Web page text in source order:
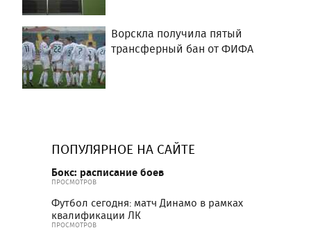
Ворскла получила пятый
трансферный бан от ФИФА
ПОПУЛЯРНОЕ НА САЙТЕ
Бокс: расписание боев
ПРОСМОТРОВ
Футбол сегодня: матч Динамо в рамках
квалификации ЛК
ПРОСМОТРОВ